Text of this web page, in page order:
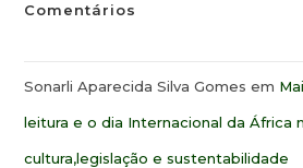
Comentários
Sonarli Aparecida Silva Gomes em
leitura e o dia Internacional da África
cultura,legislação e sustentabilidade